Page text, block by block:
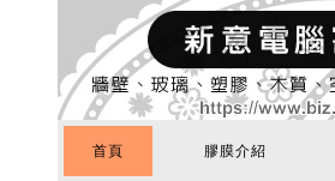
首頁 膠膜介紹